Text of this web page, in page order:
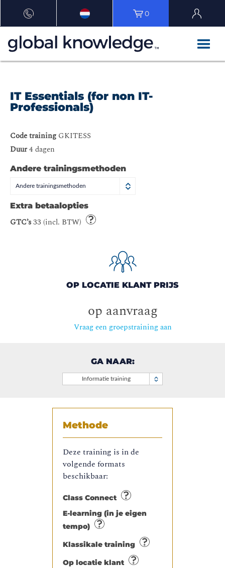
0
IT Essentials (for non IT-
Professionals)
Code training GKITESS
Duur4 dagen
Andere trainingsmethoden
Andere trainingsmethoden
Extra betaalopties
GTC’s33 (incl. BTW)
OP LOCATIE KLANT PRIJS
op aanvraag
Vraag een groepstraining aan
GA NAAR:
Informatie training
Methode
Deze training is in de
volgende formats
beschikbaar:
Class Connect
E-learning (in je eigen
tempo)
Klassikale training
Op locatie klant